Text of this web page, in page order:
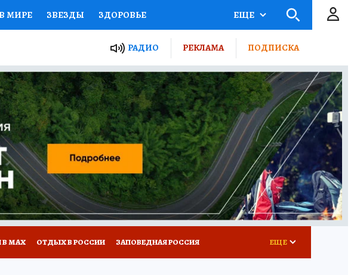
МИРЕ ЗВЕЗДЫ ЗДОРОВЬЕ
ПРОЕКТЫ РОССИИ
ЖЕНСКИЕ СЕКРЕТЫ ПУТЕВОДИТЕЛЬ
ДЕФИЦИТ ЖЕЛЕЗА ТУРИЗМ
У НАС ГИД ПОТРЕБИТЕЛЯ ВСЕ О КП
ЕЩЕ
РАДИО РЕКЛАМА ПОДПИСКА
В МАХ ОТДЫХ В РОССИИ ЗАПОВЕДНАЯ РОССИЯ ЕЩЕ